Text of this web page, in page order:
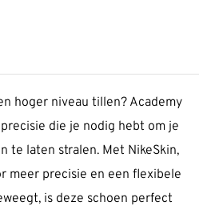
hoger niveau tillen? Academy
die je nodig hebt om je
te laten stralen. Met NikeSkin,
meer precisie en een flexibele
is deze schoen perfect